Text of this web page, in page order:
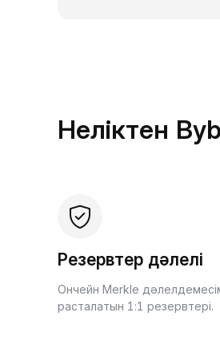
Неліктен
Резервтер дәлелі
Ончейн Merkle
расталатын 1:1 резервтері.